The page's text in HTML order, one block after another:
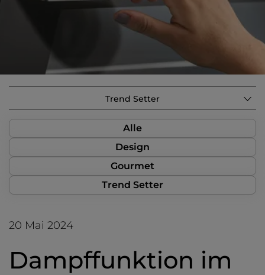
Trend Setter
Alle
Design
Gourmet
Trend Setter
20 Mai 2024
Dampffunktion im